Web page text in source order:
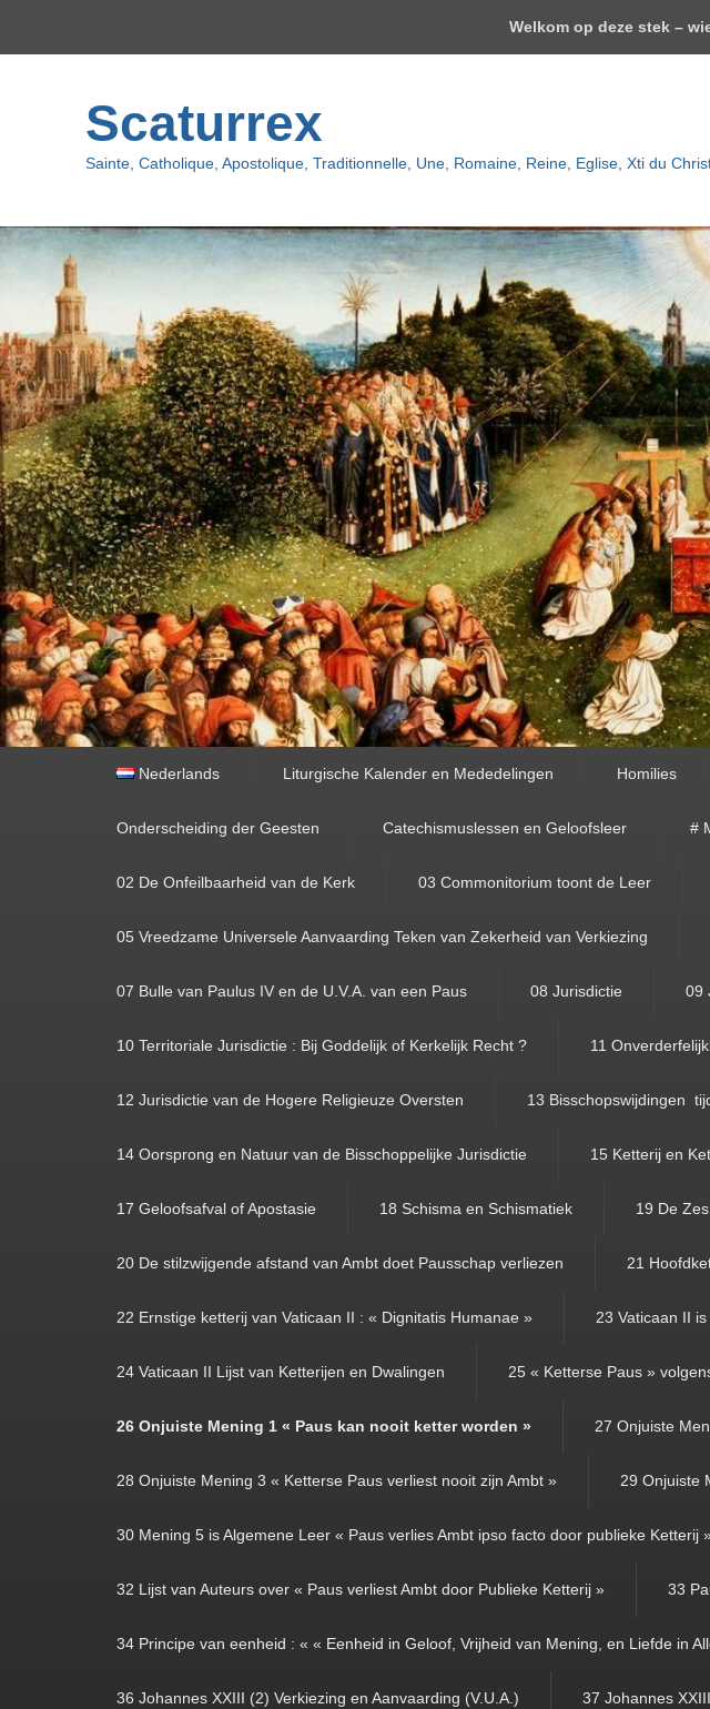
Welkom op deze stek –
Scaturrex
Sainte, Catholique, Apostolique, Traditionnelle, Une, Romaine, Reine, Eglise, Xti du
Nederlands Liturgische Kalender en Mededelingen Homilies
Onderscheiding der Geesten Catechismuslessen en Geloofsleer #
02 De Onfeilbaarheid van de Kerk 03 Commonitorium toont de Leer
05 Vreedzame Universele Aanvaarding Teken van Zekerheid van Verkiezing
07 Bulle van Paulus IV en de U.V.A. van een Paus 08 Jurisdictie 09
10 Territoriale Jurisdictie : Bij Goddelijk of Kerkelijk Recht ? 11
12 Jurisdictie van de Hogere Religieuze Oversten 13 Bisschopswijdingen
14 Oorsprong en Natuur van de Bisschoppelijke Jurisdictie 15 Ketterij en
17 Geloofsafval of Apostasie 18 Schisma en Schismatiek 19 De
20 De stilzwijgende afstand van Ambt doet Pausschap verliezen 21
22 Ernstige ketterij van Vaticaan II : « Dignitatis Humanae » 23 Vaticaan II is
24 Vaticaan II Lijst van Ketterijen en Dwalingen 25 « Ketterse Paus »
26 Onjuiste Mening 1 « Paus kan nooit ketter worden » 27 Onjuiste
28 Onjuiste Mening 3 « Ketterse Paus verliest nooit zijn Ambt » 29 Onjuiste
30 Mening 5 is Algemene Leer « Paus verlies Ambt ipso facto door publieke Ketterij
32 Lijst van Auteurs over « Paus verliest Ambt door Publieke Ketterij » 33
34 Principe van eenheid : « « Eenheid in Geloof, Vrijheid van Mening, en Liefde in
36 Johannes XXIII (2) Verkiezing en Aanvaarding (V.U.A.) 37 Johannes